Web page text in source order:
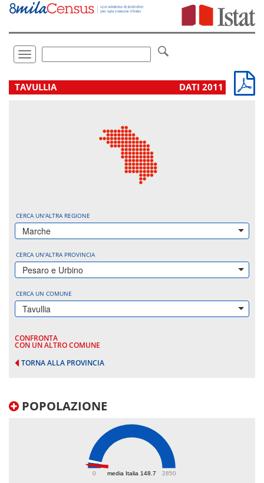
Vai
direttamente
Toggle
navigation
.
TAVULLIA DATI 2011
CERCA UN'ALTRA REGIONE
Marche
CERCA UN'ALTRA PROVINCIA
Pesaro e Urbino
CERCA UN COMUNE
Tavullia
CONFRONTA
CON UN ALTRO COMUNE
TORNA ALLA PROVINCIA
POPOLAZIONE
media Italia 148.7
0 2850